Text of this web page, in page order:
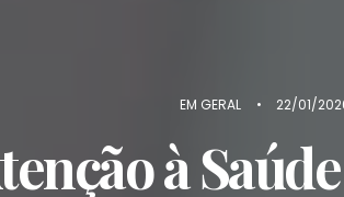
EM GERAL • 22/01/
à